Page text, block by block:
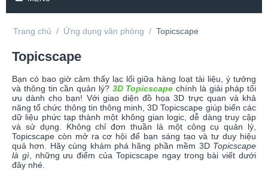
Trang chủ / Ứng dụng văn phòng / Topicscape
Topicscape
Bạn có bao giờ cảm thấy lạc lối giữa hàng loạt tài liệu, ý tưởng
và thông tin cần quản lý? 3D Topicscape chính là giải pháp tối
ưu dành cho bạn! Với giao diện đồ họa 3D trực quan và khả
năng tổ chức thông tin thông minh, 3D Topicscape giúp biến các
dữ liệu phức tạp thành một không gian logic, dễ dàng truy cập
và sử dụng. Không chỉ đơn thuần là một công cụ quản lý,
Topicscape còn mở ra cơ hội để bạn sáng tạo và tư duy hiệu
quả hơn. Hãy cùng khám phá hãng phần mềm 3D Topicscape
là gì, những ưu điểm của Topicscape ngay trong bài viết dưới
đây nhé.